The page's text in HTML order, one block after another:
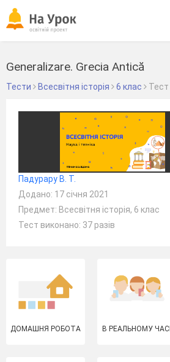
Generalizare. Grecia Antică
Тести Всесвітня історія 6 клас Тест
Падурару В. Т.
Додано: 17 січня 2021
Предмет: Всесвітня історія, 6 клас
Тест виконано: 37 разів
ДОМАШНЯ РОБОТА В РЕАЛЬНОМУ ЧАСІ